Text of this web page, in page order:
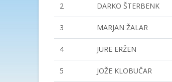
2 DARKO ŠTERBENK
3 MARJAN ŽALAR
4 JURE ERŽEN
5 JOŽE KLOBUČAR